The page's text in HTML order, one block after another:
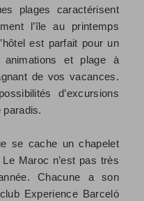
plages caractérisent
l’île au printemps
est parfait pour un
et plage à
de vos vacances.
d’excursions
paradis.
se cache un chapelet
Maroc n’est pas très
Chacune a son
Experience Barceló